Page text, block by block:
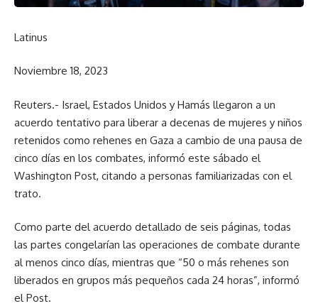
Latinus
Noviembre 18, 2023
Reuters.- Israel, Estados Unidos y Hamás llegaron a un
acuerdo tentativo para liberar a decenas de mujeres y niños
retenidos como rehenes en Gaza a cambio de una pausa de
cinco días en los combates, informó este sábado el
Washington Post, citando a personas familiarizadas con el
trato.
Como parte del acuerdo detallado de seis páginas, todas
las partes congelarían las operaciones de combate durante
al menos cinco días, mientras que “50 o más rehenes son
liberados en grupos más pequeños cada 24 horas”, informó
el Post.